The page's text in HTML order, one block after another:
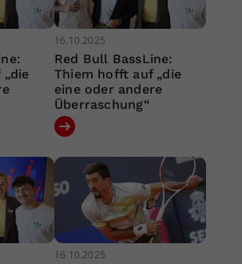
16.10.2025
Red Bull BassLine:
Thiem hofft auf „die
eine oder andere
Überraschung“
16.10.2025